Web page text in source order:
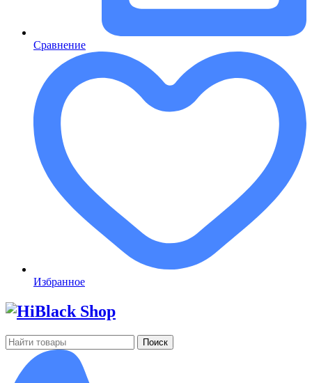
Сравнение
Избранное
Поиск